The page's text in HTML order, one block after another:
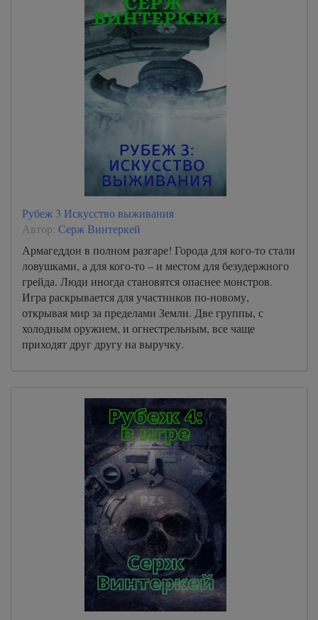
Рубеж 3 Искусство выживания
Автор: Серж Винтеркей
Армагеддон в полном разгаре! Города для кого-то стали
ловушками, а для кого-то – и местом для безудержного
грейда. Люди иногда становятся опаснее монстров.
Игра раскрывается для участников по-новому,
открывая мир за пределами Земли. Две группы, с
холодным оружием, и огнестрельным, все чаще
приходят друг другу на выручку.